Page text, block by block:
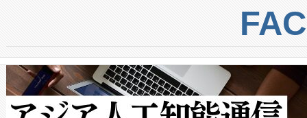
centers. Voltaiqは、ai&のAI
からシステム統合、試運転、
クルの各段階のデータを監視
[…]
トに対して約600メートルに
では、反射率10％のターゲッ
で向上し、最大検知距離は
ットだけで最大1キロメート